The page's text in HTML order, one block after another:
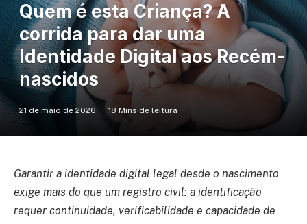
Quem é esta Criança? A
corrida para dar uma
Identidade Digital aos Recém-
nascidos
21 de maio de 2026 18 Mins de leitura
Garantir a identidade digital legal desde o nascimento
exige mais do que um registro civil: a identificação
requer continuidade, verificabilidade e capacidade de